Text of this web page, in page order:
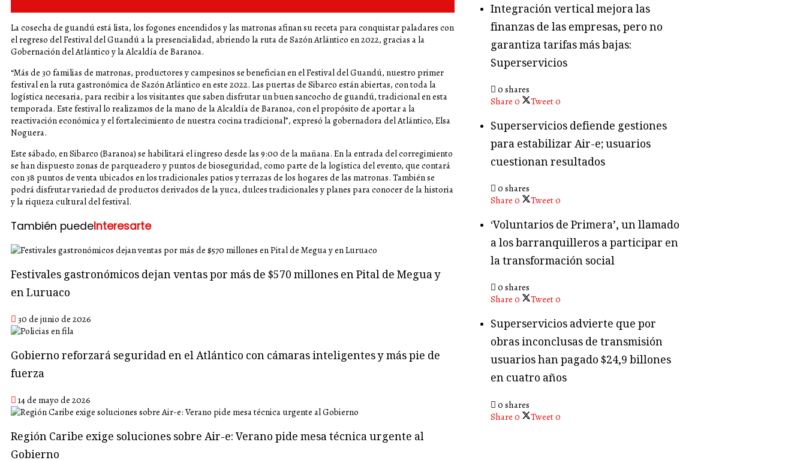
La cosecha de guandú está lista, los fogones encendidos y las matronas afinan su receta para conquistar paladares con
el regreso del Festival del Guandú a la presencialidad, abriendo la ruta de Sazón Atlántico en 2022, gracias a la
Gobernación del Atlántico y la Alcaldía de Baranoa.
“Más de 30 familias de matronas, productores y campesinos se benefician en el Festival del Guandú, nuestro primer
festival en la ruta gastronómica de Sazón Atlántico en este 2022. Las puertas de Sibarco están abiertas, con toda la
logística necesaria, para recibir a los visitantes que saben disfrutar un buen sancocho de guandú, tradicional en esta
temporada. Este festival lo realizamos de la mano de la Alcaldía de Baranoa, con el propósito de aportar a la
reactivación económica y el fortalecimiento de nuestra cocina tradicional”, expresó la gobernadora del Atlántico, Elsa
Noguera.
Este sábado, en Sibarco (Baranoa) se habilitará el ingreso desde las 9:00 de la mañana. En la entrada del corregimiento
se han dispuesto zonas de parqueadero y puntos de bioseguridad, como parte de la logística del evento, que contará
con 38 puntos de venta ubicados en los tradicionales patios y terrazas de los hogares de las matronas. También se
podrá disfrutar variedad de productos derivados de la yuca, dulces tradicionales y planes para conocer de la historia
y la riqueza cultural del festival.
También puedeInteresarte
Festivales gastronómicos dejan ventas por más de $570 millones en Pital de Megua y
en Luruaco
30 de junio de 2026
Gobierno reforzará seguridad en el Atlántico con cámaras inteligentes y más pie de
fuerza
14 de mayo de 2026
Región Caribe exige soluciones sobre Air-e: Verano pide mesa técnica urgente al
Gobierno
Integración vertical mejora las
finanzas de las empresas, pero no
garantiza tarifas más bajas:
Superservicios
0 shares
Share 0 Tweet0
Superservicios defiende gestiones
para estabilizar Air-e; usuarios
cuestionan resultados
0 shares
Share 0 Tweet0
‘Voluntarios de Primera’, un llamado
a los barranquilleros a participar en
la transformación social
0 shares
Share 0 Tweet0
Superservicios advierte que por
obras inconclusas de transmisión
usuarios han pagado $24,9 billones
en cuatro años
0 shares
Share 0 Tweet0